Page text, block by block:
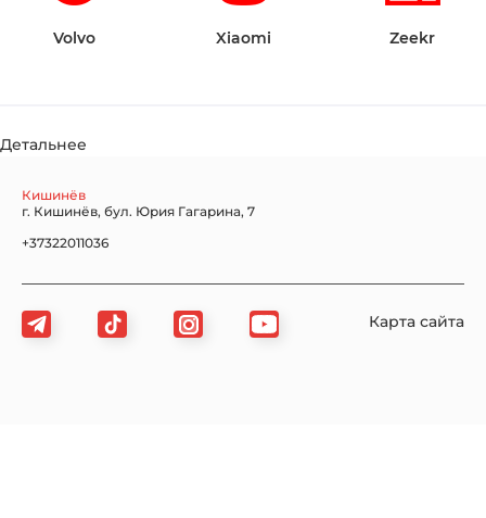
Volvo Xiaomi Zeekr
Детальнее
Кишинёв
г. Кишинёв, бул. Юрия Гагарина, 7
+37322011036
Карта сайта